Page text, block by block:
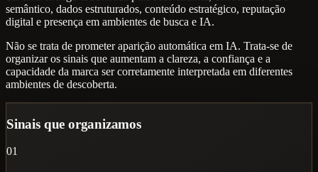
semântico, dados estruturados, conteúdo estratégico, reputação
digital e presença em ambientes de busca e IA.
Não se trata de prometer aparição automática em IA. Trata-se de
organizar os sinais que aumentam a clareza, a confiança e a
capacidade da marca ser corretamente interpretada em diferentes
ambientes de descoberta.
Sinais que organizamos
01